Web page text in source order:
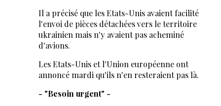
Il a précisé que les Etats-Unis avaient facilité
l'envoi de pièces détachées vers le territoire
ukrainien mais n'y avaient pas acheminé
d'avions.
Les Etats-Unis et l'Union européenne ont
annoncé mardi qu'ils n'en resteraient pas là.
- "Besoin urgent" -